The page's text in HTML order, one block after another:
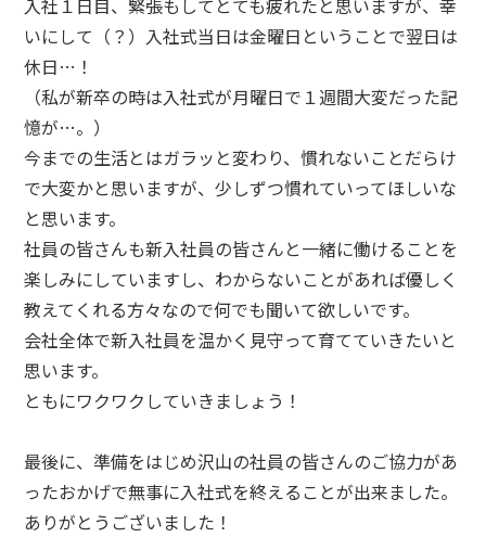
入社１日目、緊張もしてとても疲れたと思いますが、幸
いにして（？）入社式当日は金曜日ということで翌日は
休日…！
（私が新卒の時は入社式が月曜日で１週間大変だった記
憶が…。）
今までの生活とはガラッと変わり、慣れないことだらけ
で大変かと思いますが、少しずつ慣れていってほしいな
と思います。
社員の皆さんも新入社員の皆さんと一緒に働けることを
楽しみにしていますし、わからないことがあれば優しく
教えてくれる方々なので何でも聞いて欲しいです。
会社全体で新入社員を温かく見守って育てていきたいと
思います。
ともにワクワクしていきましょう！
最後に、準備をはじめ沢山の社員の皆さんのご協力があ
ったおかげで無事に入社式を終えることが出来ました。
ありがとうございました！